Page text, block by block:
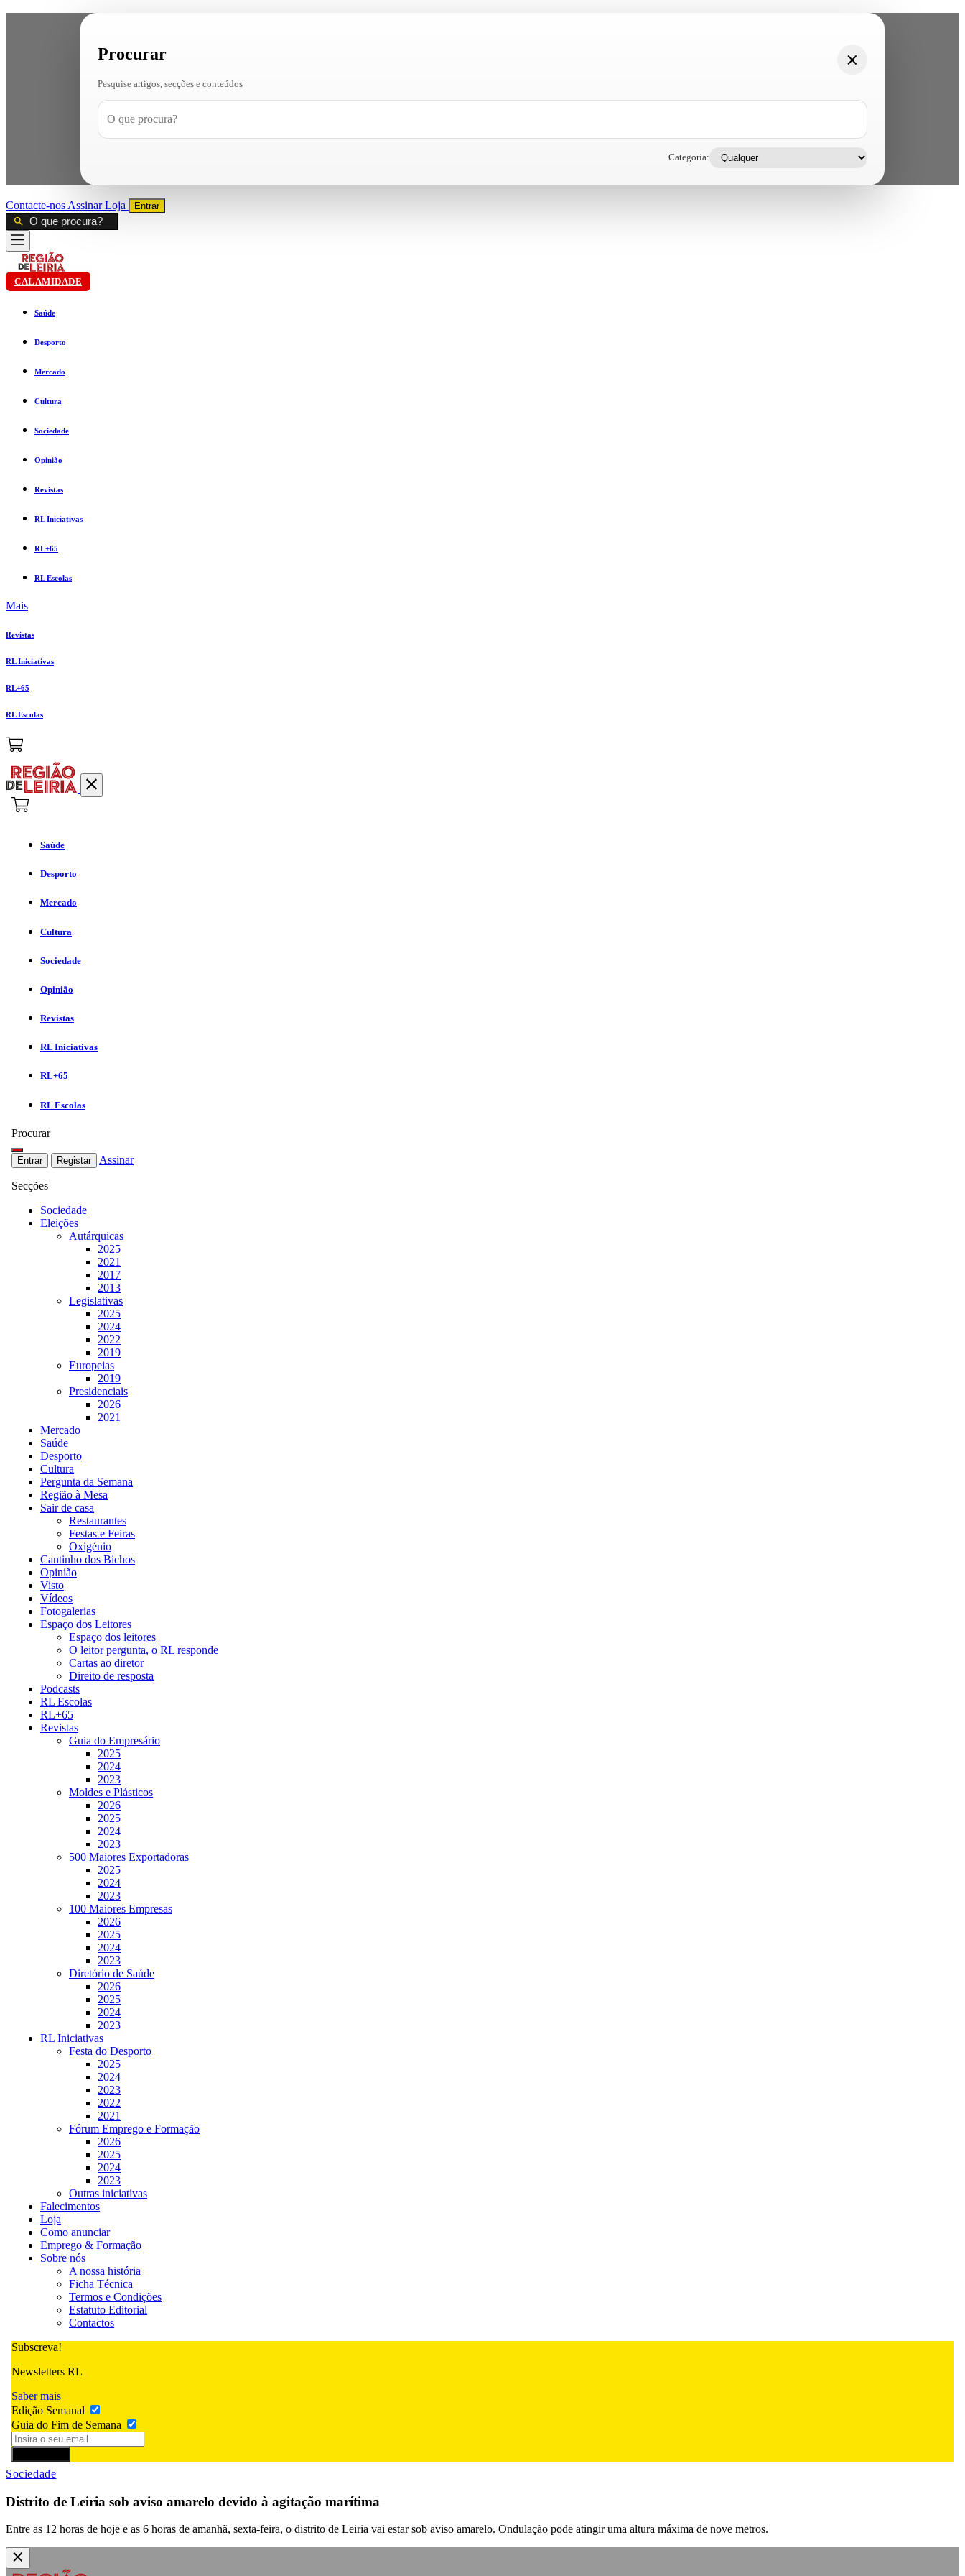
Procurar
Pesquise artigos, secções e conteúdos
Categoria:
Contacte-nos AssinarLoja Entrar
CALAMIDADE
Saúde
Desporto
Mercado
Cultura
Sociedade
Opinião
Revistas
RL Iniciativas
RL+65
RL Escolas
Mais
Revistas
RL Iniciativas
RL+65
RL Escolas
Saúde
Desporto
Mercado
Cultura
Sociedade
Opinião
Revistas
RL Iniciativas
RL+65
RL Escolas
Procurar
Entrar Registar Assinar
Secções
Sociedade
Eleições
Autárquicas
2025
2021
2017
2013
Legislativas
2025
2024
2022
2019
Europeias
2019
Presidenciais
2026
2021
Mercado
Saúde
Desporto
Cultura
Pergunta da Semana
Região à Mesa
Sair de casa
Restaurantes
Festas e Feiras
Oxigénio
Cantinho dos Bichos
Opinião
Visto
Vídeos
Fotogalerias
Espaço dos Leitores
Espaço dos leitores
O leitor pergunta, o RL responde
Cartas ao diretor
Direito de resposta
Podcasts
RL Escolas
RL+65
Revistas
Guia do Empresário
2025
2024
2023
Moldes e Plásticos
2026
2025
2024
2023
500 Maiores Exportadoras
2025
2024
2023
100 Maiores Empresas
2026
2025
2024
2023
Diretório de Saúde
2026
2025
2024
2023
RL Iniciativas
Festa do Desporto
2025
2024
2023
2022
2021
Fórum Emprego e Formação
2026
2025
2024
2023
Outras iniciativas
Falecimentos
Loja
Como anunciar
Emprego & Formação
Sobre nós
A nossa história
Ficha Técnica
Termos e Condições
Estatuto Editorial
Contactos
Subscreva!
Newsletters RL
Saber mais
Edição Semanal
Guia do Fim de Semana
Sociedade
Distrito de Leiria sob aviso amarelo devido à agitação marítima
Entre as 12 horas de hoje e as 6 horas de amanhã, sexta-feira, o distrito de Leiria vai estar sob aviso amarelo. Ondulação pode atingir uma altura máxima de nove metros.